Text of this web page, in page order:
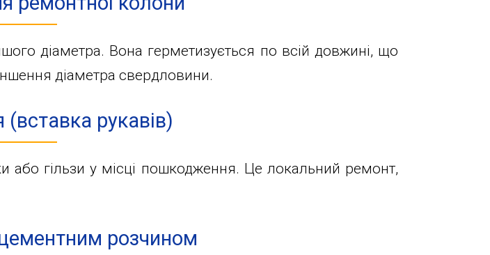
діаметра. Вона герметизується по всій довжині, що
діаметра свердловини.
(вставка рукавів)
або гільзи у місці пошкодження. Це локальний ремонт,
розчином